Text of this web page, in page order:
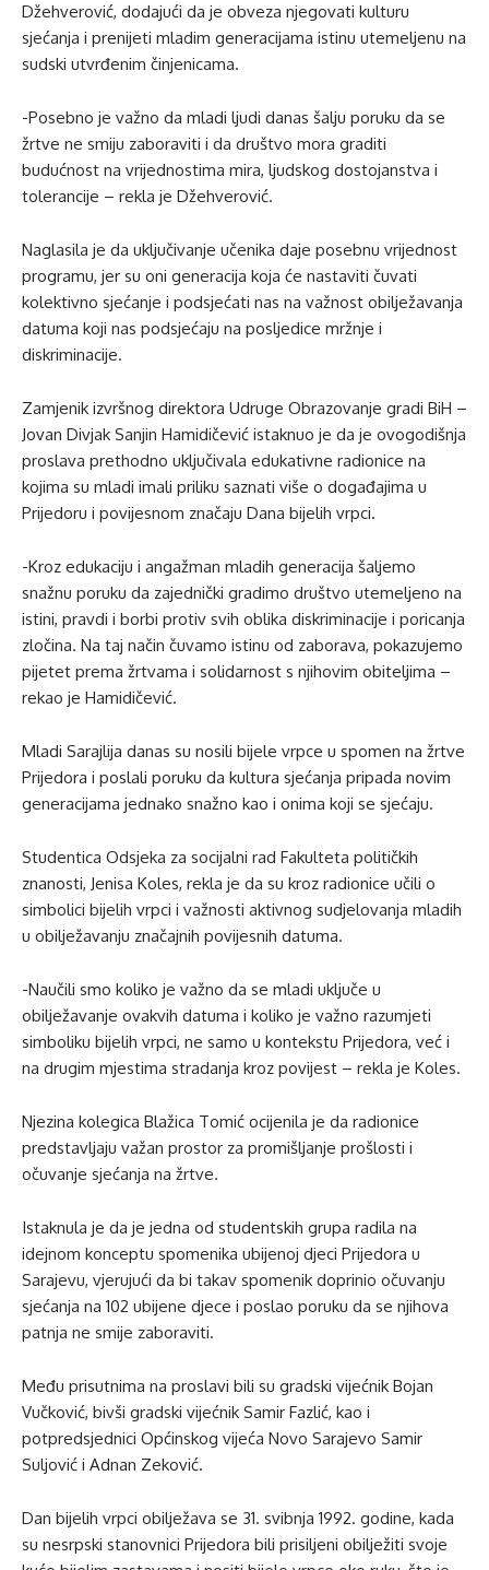
Džehverović, dodajući da je obveza njegovati kulturu
sjećanja i prenijeti mladim generacijama istinu utemeljenu na
sudski utvrđenim činjenicama.
-Posebno je važno da mladi ljudi danas šalju poruku da se
žrtve ne smiju zaboraviti i da društvo mora graditi
budućnost na vrijednostima mira, ljudskog dostojanstva i
tolerancije – rekla je Džehverović.
Naglasila je da uključivanje učenika daje posebnu vrijednost
programu, jer su oni generacija koja će nastaviti čuvati
kolektivno sjećanje i podsjećati nas na važnost obilježavanja
datuma koji nas podsjećaju na posljedice mržnje i
diskriminacije.
Zamjenik izvršnog direktora Udruge Obrazovanje gradi BiH –
Jovan Divjak Sanjin Hamidičević istaknuo je da je ovogodišnja
proslava prethodno uključivala edukativne radionice na
kojima su mladi imali priliku saznati više o događajima u
Prijedoru i povijesnom značaju Dana bijelih vrpci.
-Kroz edukaciju i angažman mladih generacija šaljemo
snažnu poruku da zajednički gradimo društvo utemeljeno na
istini, pravdi i borbi protiv svih oblika diskriminacije i poricanja
zločina. Na taj način čuvamo istinu od zaborava, pokazujemo
pijetet prema žrtvama i solidarnost s njihovim obiteljima –
rekao je Hamidičević.
Mladi Sarajlija danas su nosili bijele vrpce u spomen na žrtve
Prijedora i poslali poruku da kultura sjećanja pripada novim
generacijama jednako snažno kao i onima koji se sjećaju.
Studentica Odsjeka za socijalni rad Fakulteta političkih
znanosti, Jenisa Koles, rekla je da su kroz radionice učili o
simbolici bijelih vrpci i važnosti aktivnog sudjelovanja mladih
u obilježavanju značajnih povijesnih datuma.
-Naučili smo koliko je važno da se mladi uključe u
obilježavanje ovakvih datuma i koliko je važno razumjeti
simboliku bijelih vrpci, ne samo u kontekstu Prijedora, već i
na drugim mjestima stradanja kroz povijest – rekla je Koles.
Njezina kolegica Blažica Tomić ocijenila je da radionice
predstavljaju važan prostor za promišljanje prošlosti i
očuvanje sjećanja na žrtve.
Istaknula je da je jedna od studentskih grupa radila na
idejnom konceptu spomenika ubijenoj djeci Prijedora u
Sarajevu, vjerujući da bi takav spomenik doprinio očuvanju
sjećanja na 102 ubijene djece i poslao poruku da se njihova
patnja ne smije zaboraviti.
Među prisutnima na proslavi bili su gradski vijećnik Bojan
Vučković, bivši gradski vijećnik Samir Fazlić, kao i
potpredsjednici Općinskog vijeća Novo Sarajevo Samir
Suljović i Adnan Zeković.
Dan bijelih vrpci obilježava se 31. svibnja 1992. godine, kada
su nesrpski stanovnici Prijedora bili prisiljeni obilježiti svoje